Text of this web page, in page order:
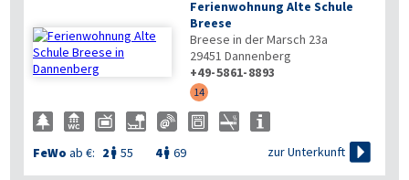
Ferienwohnung Alte Schule
Breese
Breese in der Marsch 23a
29451 Dannenberg
+49-5861-8893
14
FeWo ab €: 2  55 4 69 zur Unterkunft 